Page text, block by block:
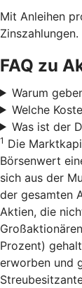
Mit Anleihen
Zinszahlungen.
FAQ zu
Warum
Welche
Was ist der
1 Die
Börsenwert
sich aus der
der gesamten
Aktien, die
Prozent)
erworben und